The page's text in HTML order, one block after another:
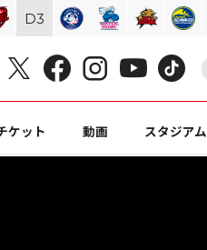
ケット 動画 スタジアム
D3